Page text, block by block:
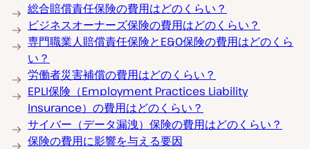
総合賠償責任保険の費用はどのくらい？
ビジネスオーナーズ保険の費用はどのくらい？
専門職業人賠償責任保険とE&O保険の費用はどのくら
い？
労働者災害補償の費用はどのくらい？
EPLI保険（Employment Practices Liability
Insurance）の費用はどのくらい？
サイバー（データ漏洩）保険の費用はどのくらい？
保険の費用に影響を与える要因